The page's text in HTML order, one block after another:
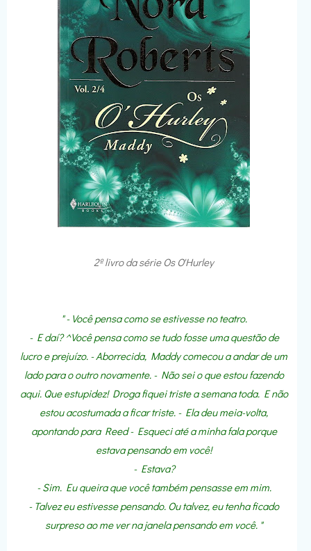
2º livro da série Os O'Hurley
" - Você pensa como se estivesse no teatro.
- E daí? ^Você pensa como se tudo fosse uma questão de
lucro e prejuízo. - Aborrecida, Maddy comecou a andar de um
lado para o outro novamente. - Não sei o que estou fazendo
aqui. Que estupidez! Droga fiquei triste a semana toda. E não
estou acostumada a ficar triste. - Ela deu meia-volta,
apontando para Reed - Esqueci até a minha fala porque
estava pensando em você!
- Estava?
- Sim. Eu queira que você também pensasse em mim.
- Talvez eu estivesse pensando. Ou talvez, eu tenha ficado
surpreso ao me ver na janela pensando em você. "